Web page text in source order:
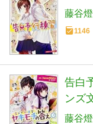
藤谷
1146
告白
ンズ
藤谷